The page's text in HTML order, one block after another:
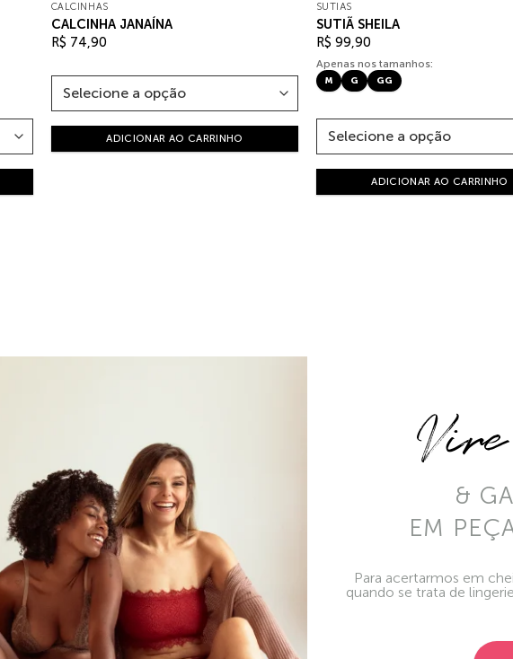
CALCINHAS
CALCINHA JANAÍNA
R$ 74,90
ADICIONAR AO CARRINHO
SUTIÃS
SUTIÃ SHEILA
R$ 99,90
Apenas nos tamanhos:
M G GG
ADICIONAR AO CARRINHO
&
EM
Para acertarmos em
quando se trata de